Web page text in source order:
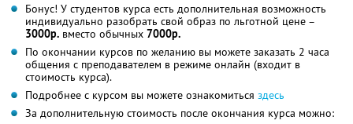
Бонус! У студентов курса есть дополнительная возможность
индивидуально разобрать свой образ по льготной цене –
3000р. вместо обычных 7000р.
По окончании курсов по желанию вы можете заказать 2 часа
общения с преподавателем в режиме онлайн (входит в
стоимость курса).
Подробнее с курсом вы можете ознакомиться здесь
За дополнительную стоимость после окончания курса можно: